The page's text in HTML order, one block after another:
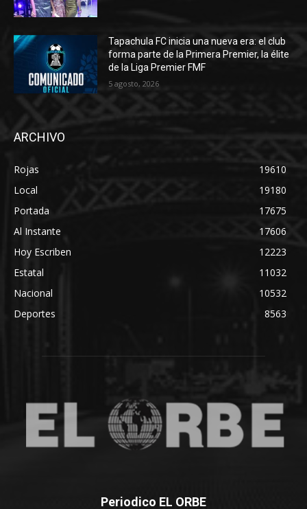
Tapachula FC inicia una nueva era: el club
forma parte de la Primera Premier, la élite
de la Liga Premier FMF
5 agosto, 2026
ARCHIVO
Rojas
19610
Local
19180
Portada
17675
Al Instante
17606
Hoy Escriben
12223
Estatal
11032
Nacional
10532
Deportes
8563
Periodico EL ORBE